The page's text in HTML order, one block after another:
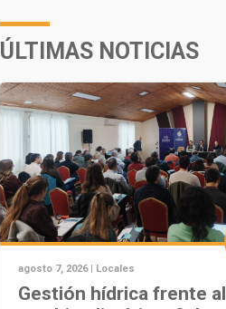
ÚLTIMAS NOTICIAS
agosto 7, 2026 | Locales
Gestión hídrica frente al